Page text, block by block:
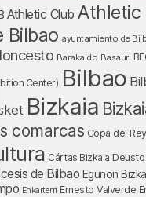
Athletic Club Athletic
Bilbao ayuntamiento de
Barakaldo Basauri
Center) Bilbao
Bizkaia
comarcas Copa del Rey
Cáritas Bizkaia Deusto
de Bilbao Egunon
Enkarterri Ernesto Valverde